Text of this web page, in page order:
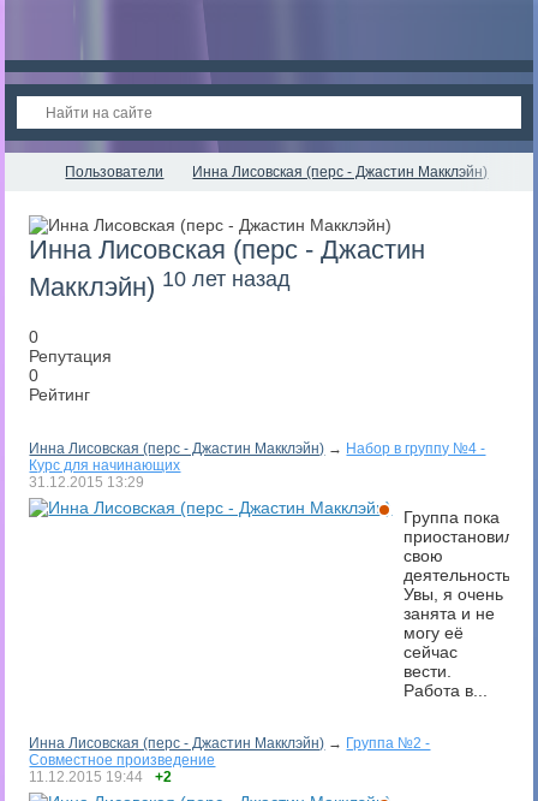
Пользователи Инна Лисовская (перс - Джастин Макклэйн)
Инна Лисовская (перс - Джастин
Макклэйн) 10 лет назад
0
Репутация
0
Рейтинг
Инна Лисовская (перс - Джастин Макклэйн) → Набор в группу №4 -
Курс для начинающих
31.12.2015 13:29
Группа пока
приостановила
свою
деятельность.
Увы, я очень
занята и не
могу её
сейчас
вести.
Работа в...
Инна Лисовская (перс - Джастин Макклэйн) → Группа №2 -
Совместное произведение
11.12.2015 19:44 +2